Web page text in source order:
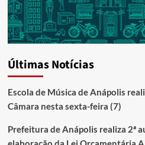
Últimas Notícias
Escola de Música de Anápolis
Câmara nesta sexta-feira (7)
Prefeitura de Anápolis realiza 2ª